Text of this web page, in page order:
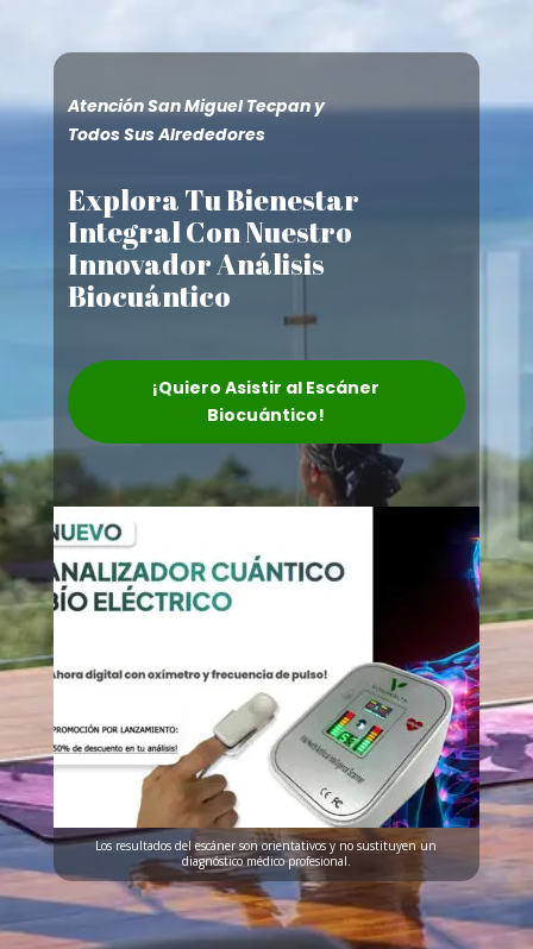
Atención San Miguel Tecpan y
Todos Sus Alrededores
Explora Tu Bienestar
Integral Con Nuestro
Innovador Análisis
Biocuántico
¡Quiero Asistir al Escáner
Biocuántico!
Los resultados del escáner son orientativos y no sustituyen un
diagnóstico médico profesional.